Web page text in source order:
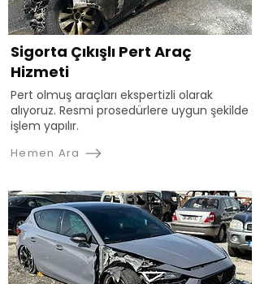
Sigorta Çıkışlı Pert Araç
Hizmeti
Pert olmuş araçları ekspertizli olarak
alıyoruz. Resmi prosedürlere uygun şekilde
işlem yapılır.
Hemen Ara